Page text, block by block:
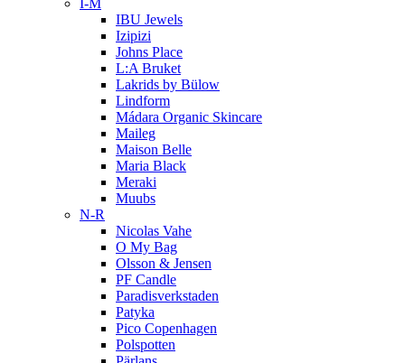
I-M
IBU Jewels
Izipizi
Johns Place
L:A Bruket
Lakrids by Bülow
Lindform
Mádara Organic Skincare
Maileg
Maison Belle
Maria Black
Meraki
Muubs
N-R
Nicolas Vahe
O My Bag
Olsson & Jensen
PF Candle
Paradisverkstaden
Patyka
Pico Copenhagen
Polspotten